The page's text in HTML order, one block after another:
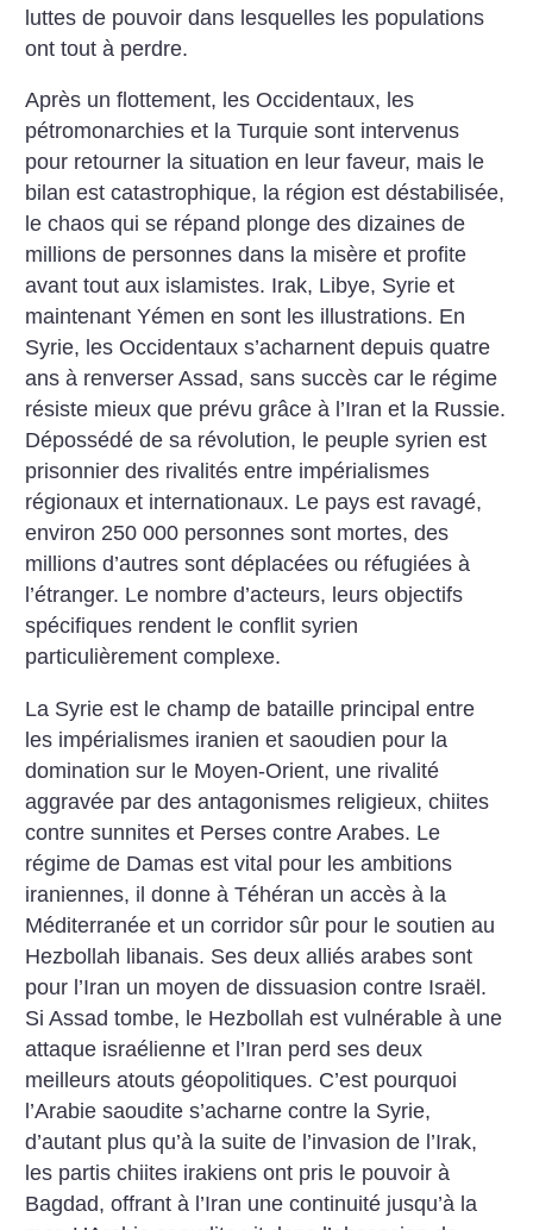
luttes de pouvoir dans lesquelles les populations
ont tout à perdre.
Après un flottement, les Occidentaux, les
pétromonarchies et la Turquie sont intervenus
pour retourner la situation en leur faveur, mais le
bilan est catastrophique, la région est déstabilisée,
le chaos qui se répand plonge des dizaines de
millions de personnes dans la misère et profite
avant tout aux islamistes. Irak, Libye, Syrie et
maintenant Yémen en sont les illustrations. En
Syrie, les Occidentaux s’acharnent depuis quatre
ans à renverser Assad, sans succès car le régime
résiste mieux que prévu grâce à l’Iran et la Russie.
Dépossédé de sa révolution, le peuple syrien est
prisonnier des rivalités entre impérialismes
régionaux et internationaux. Le pays est ravagé,
environ 250 000 personnes sont mortes, des
millions d’autres sont déplacées ou réfugiées à
l’étranger. Le nombre d’acteurs, leurs objectifs
spécifiques rendent le conflit syrien
particulièrement complexe.
La Syrie est le champ de bataille principal entre
les impérialismes iranien et saoudien pour la
domination sur le Moyen-Orient, une rivalité
aggravée par des antagonismes religieux, chiites
contre sunnites et Perses contre Arabes. Le
régime de Damas est vital pour les ambitions
iraniennes, il donne à Téhéran un accès à la
Méditerranée et un corridor sûr pour le soutien au
Hezbollah libanais. Ses deux alliés arabes sont
pour l’Iran un moyen de dissuasion contre Israël.
Si Assad tombe, le Hezbollah est vulnérable à une
attaque israélienne et l’Iran perd ses deux
meilleurs atouts géopolitiques. C’est pourquoi
l’Arabie saoudite s’acharne contre la Syrie,
d’autant plus qu’à la suite de l’invasion de l’Irak,
les partis chiites irakiens ont pris le pouvoir à
Bagdad, offrant à l’Iran une continuité jusqu’à la